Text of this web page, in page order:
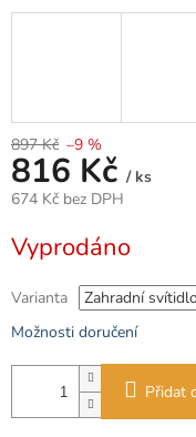
897 Kč –9 %
816 Kč / ks
674 Kč bez DPH
cena:
Vyprodáno
Varianta
Možnosti doručení
Přidat